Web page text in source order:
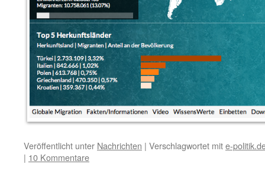
Veröffentlicht unter Nachrichten | Verschlagwortet mite-
| 10 Kommentare